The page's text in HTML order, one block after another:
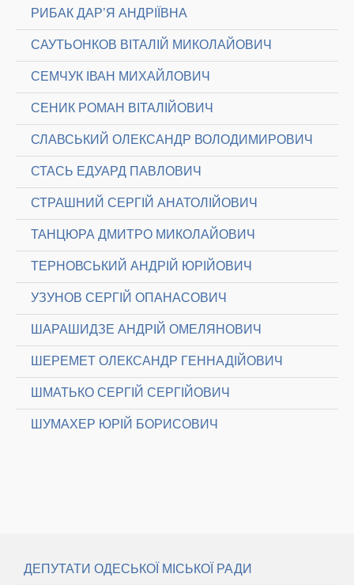
РИБАК ДАР’Я АНДРІЇВНА
САУТЬОНКОВ ВІТАЛІЙ МИКОЛАЙОВИЧ
СЕМЧУК ІВАН МИХАЙЛОВИЧ
СЕНИК РОМАН ВІТАЛІЙОВИЧ
СЛАВСЬКИЙ ОЛЕКСАНДР ВОЛОДИМИРОВИЧ
СТАСЬ ЕДУАРД ПАВЛОВИЧ
СТРАШНИЙ СЕРГІЙ АНАТОЛІЙОВИЧ
ТАНЦЮРА ДМИТРО МИКОЛАЙОВИЧ
ТЕРНОВСЬКИЙ АНДРІЙ ЮРІЙОВИЧ
УЗУНОВ СЕРГІЙ ОПАНАСОВИЧ
ШАРАШИДЗЕ АНДРІЙ ОМЕЛЯНОВИЧ
ШЕРЕМЕТ ОЛЕКСАНДР ГЕННАДІЙОВИЧ
ШМАТЬКО СЕРГІЙ СЕРГІЙОВИЧ
ШУМАХЕР ЮРІЙ БОРИСОВИЧ
ДЕПУТАТИ ОДЕСЬКОЇ МІСЬКОЇ РАДИ